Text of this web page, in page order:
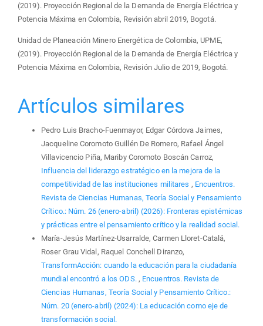
(2019). Proyección Regional de la Demanda de Energía Eléctrica y
Potencia Máxima en Colombia, Revisión abril 2019, Bogotá.
Unidad de Planeación Minero Energética de Colombia, UPME,
(2019). Proyección Regional de la Demanda de Energía Eléctrica y
Potencia Máxima en Colombia, Revisión Julio de 2019, Bogotá.
Artículos similares
Pedro Luis Bracho-Fuenmayor, Edgar Córdova Jaimes,
Jacqueline Coromoto Guillén De Romero, Rafael Ángel
Villavicencio Piña, Mariby Coromoto Boscán Carroz,
Influencia del liderazgo estratégico en la mejora de la
competitividad de las instituciones militares , Encuentros.
Revista de Ciencias Humanas, Teoría Social y Pensamiento
Crítico.: Núm. 26 (enero-abril) (2026): Fronteras epistémicas
y prácticas entre el pensamiento crítico y la realidad social.
María-Jesús Martínez-Usarralde, Carmen Lloret-Catalá,
Roser Grau Vidal, Raquel Conchell Diranzo,
TransformAcción: cuando la educación para la ciudadanía
mundial encontró a los ODS. , Encuentros. Revista de
Ciencias Humanas, Teoría Social y Pensamiento Crítico.:
Núm. 20 (enero-abril) (2024): La educación como eje de
transformación social.